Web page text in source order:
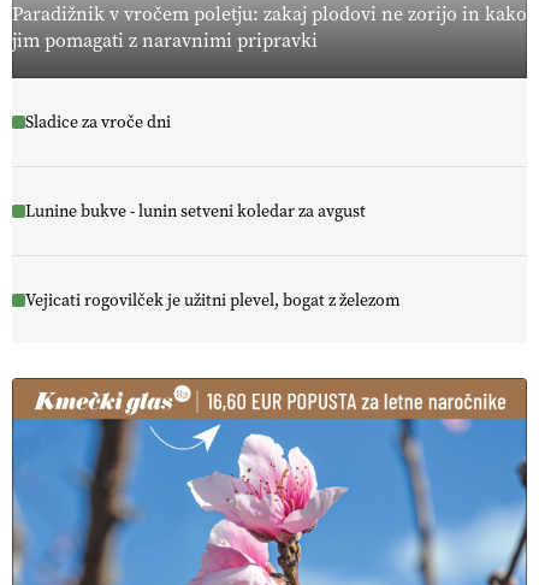
Paradižnik v vročem poletju: zakaj plodovi ne zorijo in kako
jim pomagati z naravnimi pripravki
Sladice za vroče dni
Lunine bukve - lunin setveni koledar za avgust
Vejicati rogovilček je užitni plevel, bogat z železom